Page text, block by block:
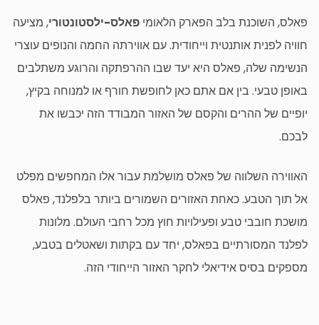
פאלס, השוכנת בלב הפארק הלאומי פאלס-ילסטונטורי, מציעה
חוויה לפנית אותנטית וייחודית. עם אווירתה החמה והנופים עוצרי
הנשימה שלה, פאלס היא יעד שבו ההרפתקה והרוגע משתלבים
באופן טבעי. בין אם אתם כאן לחופשת חורף או למנוחה בקיץ,
יופיים של ההרים והקסם של האזור המבודד הזה יכבשו את
לבכם.
האווירה השלווה של פאלס מושלמת עבור אלו המחפשים מפלט
אל תוך הטבע. כאחת האזורים השמורים ביותר בלפלנד, פאלס
מושכת חובבי טבע ופעילויות חוץ מכל רחבי העולם. מלונות
לפלנד המסורתיים בפאלס, יחד עם בקתות ושאטלים בטבע,
מספקים בסיס אידיאלי לחקר האזור הייחודי הזה.